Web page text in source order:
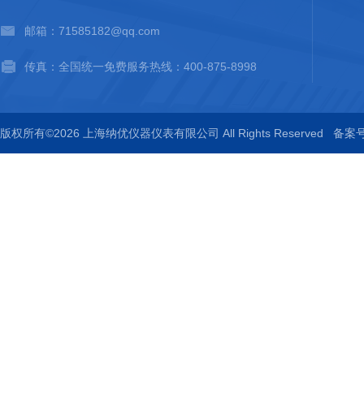
邮箱：71585182@qq.com
传真：全国统一免费服务热线：400-875-8998
版权所有©2026 上海纳优仪器仪表有限公司 All Rights Reserved 备案